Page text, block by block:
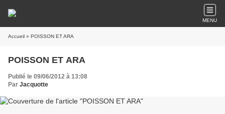
MENU
Accueil » POISSON ET ARA
POISSON ET ARA
Publié le 09/06/2012 à 13:08
Par Jacquotte